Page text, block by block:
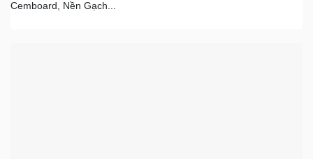
Cemboard, Nền Gạch...